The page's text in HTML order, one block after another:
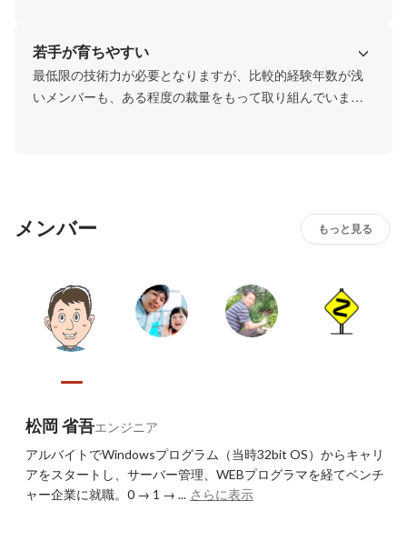
若手が育ちやすい
最低限の技術力が必要となりますが、比較的経験年数が浅
いメンバーも、ある程度の裁量をもって取り組んでいま
メンバー もっと見る
松岡 省吾エンジニア
アルバイトでWindowsプログラム（当時32bit OS）からキャリ
アをスタートし、サーバー管理、WEBプログラマを経てベンチ
ャー企業に就職。0 → 1 → ... さらに表示